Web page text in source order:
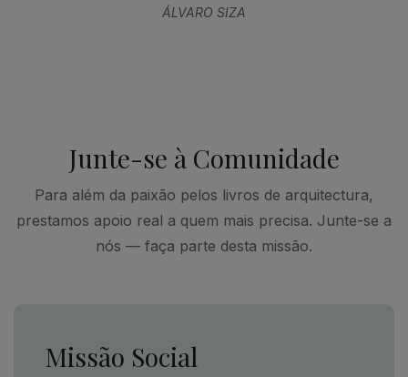
ÁLVARO SIZA
Junte-se à Comunidade
Para além da paixão pelos livros de arquitectura,
prestamos apoio real a quem mais precisa. Junte-se a
nós — faça parte desta missão.
Missão Social